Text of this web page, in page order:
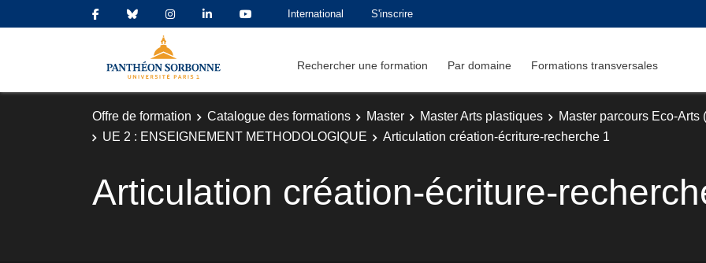
International S'inscrire
Rechercher une formation Par domaine Formations transversales
Offre de formation Catalogue des formations Master Master Arts plastiques
Master parcours Eco-Arts
UE 2 : ENSEIGNEMENT METHODOLOGIQUE
Articulation création-écriture-recherche 1
Articulation création-écriture-